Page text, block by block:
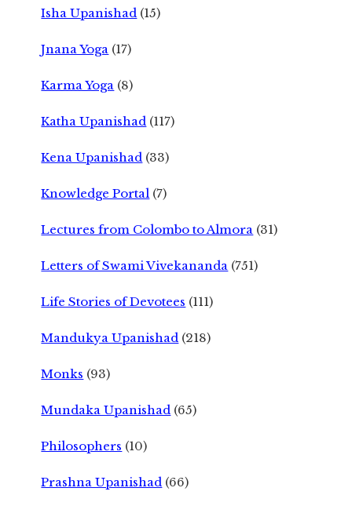
Isha Upanishad (15)
Jnana Yoga (17)
Karma Yoga (8)
Katha Upanishad (117)
Kena Upanishad (33)
Knowledge Portal (7)
Lectures from Colombo to Almora (31)
Letters of Swami Vivekananda (751)
Life Stories of Devotees (111)
Mandukya Upanishad (218)
Monks (93)
Mundaka Upanishad (65)
Philosophers (10)
Prashna Upanishad (66)